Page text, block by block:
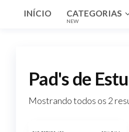
INÍCIO CATEGORIAS
NEW
Pad's de
Mostrando todos os 2